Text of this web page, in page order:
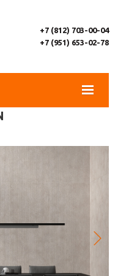
+7 (812) 703-00-04
+7 (951) 653-02-78